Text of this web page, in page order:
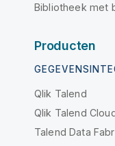
Bibliotheek met
Producten
Qlik Talend
Qlik Talend
Talend Data